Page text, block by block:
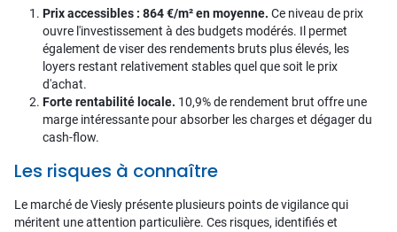
Prix accessibles : 864 €/m² en moyenne. Ce niveau de prix
ouvre l'investissement à des budgets modérés. Il permet
également de viser des rendements bruts plus élevés, les
loyers restant relativement stables quel que soit le prix
d'achat.
Forte rentabilité locale. 10,9% de rendement brut offre une
marge intéressante pour absorber les charges et dégager du
cash-flow.
Les risques à connaître
Le marché de Viesly présente plusieurs points de vigilance qui
méritent une attention particulière. Ces risques, identifiés et